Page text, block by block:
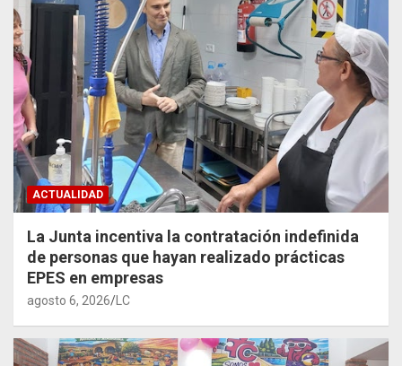
ACTUALIDAD
La Junta incentiva la contratación indefinida
de personas que hayan realizado prácticas
EPES en empresas
agosto 6, 2026 LC